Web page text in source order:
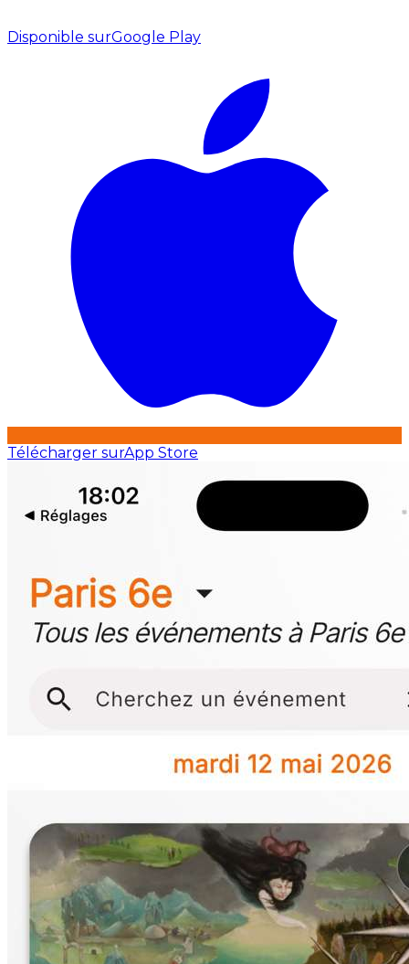
Disponible surGoogle Play
Télécharger surApp Store